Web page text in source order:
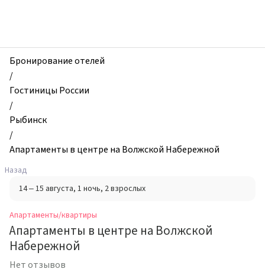
и
квартиры,
Апартаменты
центре
на
Волжской
Набережной,
Рыбинск,
Россия
Бронирование отелей
/
Гостиницы России
/
Рыбинск
/
Апартаменты в центре на Волжской Набережной
Назад
14 – 15 августа, 1 ночь, 2 взрослых
Апартаменты/квартиры
Апартаменты в центре на Волжской
Набережной
Нет отзывов